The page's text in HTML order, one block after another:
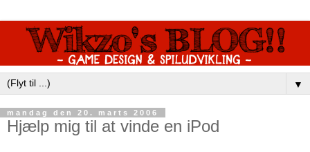
▼
mandag den 20. marts 2006
Hjælp mig til at vinde en iPod